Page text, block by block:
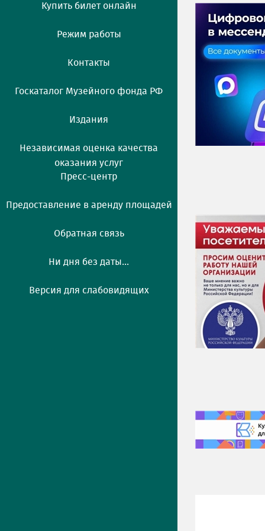
Купить билет онлайн
Режим работы
Контакты
Госкаталог Музейного фонда РФ
Издания
Независимая оценка качества
оказания услуг
Пресс-центр
Предоставление в аренду площадей
Обратная связь
Ни дня без даты...
Версия для слабовидящих